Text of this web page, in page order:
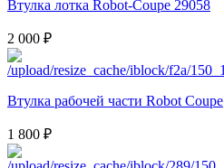
Втулка лотка Robot-Coupe 29058
2 000 ₽
Втулка рабочей части Robot Coupe
1 800 ₽